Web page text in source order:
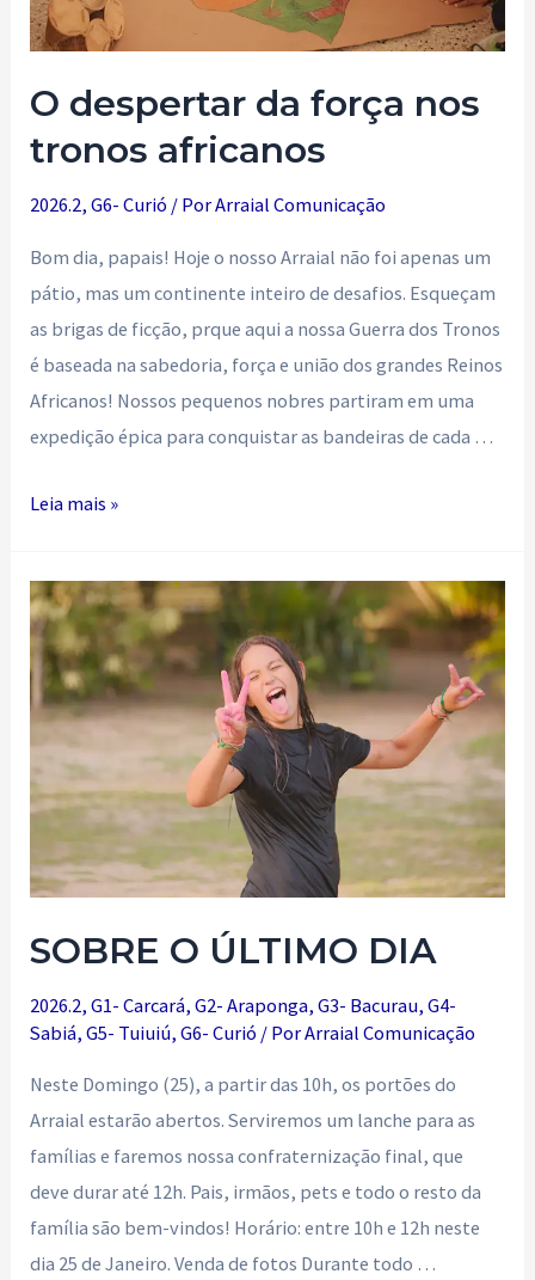
II)
O despertar da força nos
tronos africanos
2026.2,G6- Curió / PorArraial Comunicação
Bom dia, papais! Hoje o nosso Arraial não foi apenas um
pátio, mas um continente inteiro de desafios. Esqueçam
as brigas de ficção, prque aqui a nossa Guerra dos Tronos
é baseada na sabedoria, força e união dos grandes Reinos
Africanos! Nossos pequenos nobres partiram em uma
expedição épica para conquistar as bandeiras de cada …
O
força
nos
tronos
africanos
Leia mais »
SOBRE O ÚLTIMO DIA
2026.2,G1- Carcará,G2- Araponga,G3- Bacurau,G4-
Sabiá,G5- Tuiuiú,G6- Curió / PorArraial Comunicação
Neste Domingo (25), a partir das 10h, os portões do
Arraial estarão abertos. Serviremos um lanche para as
famílias e faremos nossa confraternização final, que
deve durar até 12h. Pais, irmãos, pets e todo o resto da
família são bem-vindos! Horário: entre 10h e 12h neste
dia 25 de Janeiro. Venda de fotos Durante todo …